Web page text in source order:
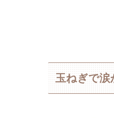
玉ねぎで涙